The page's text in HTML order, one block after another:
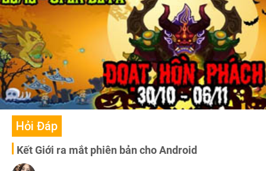
Hỏi Đáp
Kết Giới ra mắt phiên bản cho Android